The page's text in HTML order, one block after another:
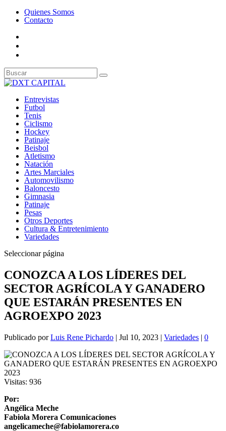
Quienes Somos
Contacto
Entrevistas
Futbol
Tenis
Ciclismo
Hockey
Patinaje
Beisbol
Atletismo
Natación
Artes Marciales
Automovilismo
Baloncesto
Gimnasia
Patinaje
Pesas
Otros Deportes
Cultura & Entretenimiento
Variedades
Seleccionar página
CONOZCA A LOS LÍDERES DEL
SECTOR AGRÍCOLA Y GANADERO
QUE ESTARÁN PRESENTES EN
AGROEXPO 2023
Publicado porLuis Rene Pichardo | Jul 10, 2023 | Variedades | 0
Visitas: 936
Por:
Angélica Meche
Fabiola Morera Comunicaciones
angelicameche@fabiolamorera.co